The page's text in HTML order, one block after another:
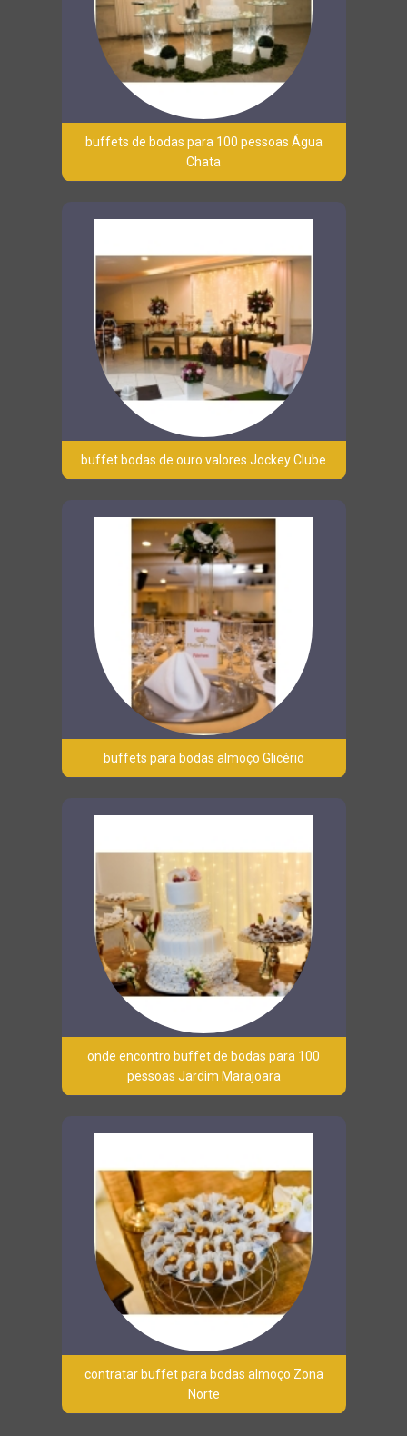
buffets de bodas para 100 pessoas Água
Chata
buffet bodas de ouro valores Jockey Clube
buffets para bodas almoço Glicério
onde encontro buffet de bodas para 100
pessoas Jardim Marajoara
contratar buffet para bodas almoço Zona
Norte